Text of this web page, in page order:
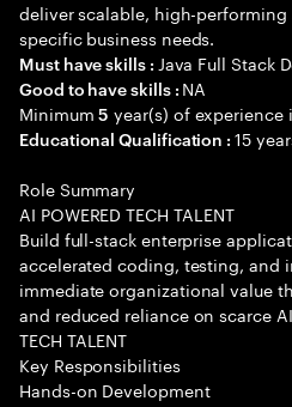
deliver scalable, high-
specific business needs.
Must have skills : Java Full Stack
Good to have skills : NA
Minimum5 year(s) of experience
Educational Qualification :15
Role Summary
AI POWERED TECH TALENT
Build full-stack enterprise
accelerated coding, testing, and
immediate organizational value
and reduced reliance on scarce
TECH TALENT
Key Responsibilities
Hands-on Development